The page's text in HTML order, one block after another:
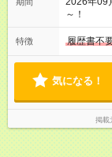
～！
特徴 履歴書不
気になる！
掲載